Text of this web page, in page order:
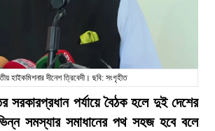
হাইকমিশনার দীনেশ ত্রিবেদী। ছবি: সংগৃহীত
সরকারপ্রধান পর্যায়ে বৈঠক হলে দুই দেশের
সমস্যার সমাধানের পথ সহজ হবে বলে